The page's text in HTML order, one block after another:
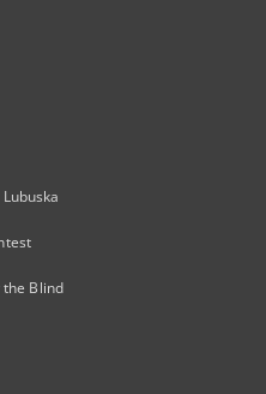
Blind